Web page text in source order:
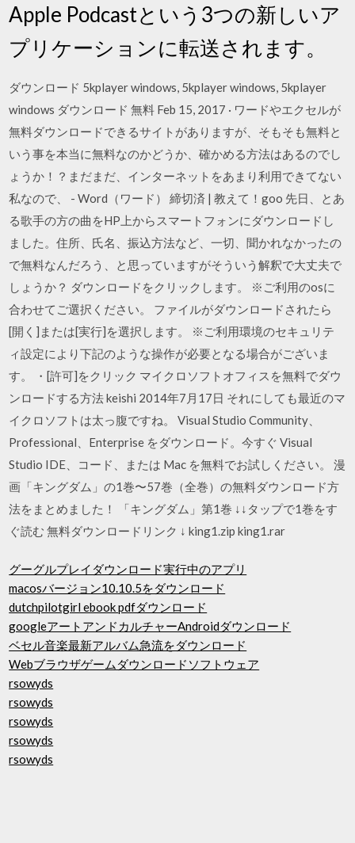
Apple Podcastという3つの新しいア
プリケーションに転送されます。
ダウンロード 5kplayer windows, 5kplayer windows, 5kplayer
windows ダウンロード 無料 Feb 15, 2017 · ワードやエクセルが
無料ダウンロードできるサイトがありますが、そもそも無料と
いう事を本当に無料なのかどうか、確かめる方法はあるのでし
ょうか！？まだまだ、インターネットをあまり利用できてない
私なので、 - Word（ワード） 締切済 | 教えて！goo 先日、とあ
る歌手の方の曲をHP上からスマートフォンにダウンロードし
ました。住所、氏名、振込方法など、一切、聞かれなかったの
で無料なんだろう、と思っていますがそういう解釈で大丈夫で
しょうか？ ダウンロードをクリックします。 ※ご利用のosに
合わせてご選択ください。 ファイルがダウンロードされたら
[開く]または[実行]を選択します。 ※ご利用環境のセキュリテ
ィ設定により下記のような操作が必要となる場合がございま
す。 ・[許可]をクリック マイクロソフトオフィスを無料でダウ
ンロードする方法 keishi 2014年7月17日 それにしても最近のマ
イクロソフトは太っ腹ですね。 Visual Studio Community、
Professional、Enterprise をダウンロード。今すぐ Visual
Studio IDE、コード、または Mac を無料でお試しください。 漫
画「キングダム」の1巻〜57巻（全巻）の無料ダウンロード方
法をまとめました！ 「キングダム」第1巻 ↓↓タップで1巻をす
ぐ読む 無料ダウンロードリンク ↓ king1.zip king1.rar
グーグルプレイダウンロード実行中のアプリ
macosバージョン10.10.5をダウンロード
dutchpilotgirl ebook pdfダウンロード
googleアートアンドカルチャーAndroidダウンロード
ベセル音楽最新アルバム急流をダウンロード
Webブラウザゲームダウンロードソフトウェア
rsowyds
rsowyds
rsowyds
rsowyds
rsowyds